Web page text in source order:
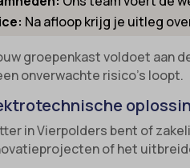
Na afloop krijg je uitleg
groepenkast voldoet aan
onverwachte risico’s loopt.
in Vierpolders bent of
of het
gdpr_consent
gt_auto_switch
intercom-id-*
intercom-session-*
mhcookie
borlabs-cookie
cato_fw_inet
cb-enabled
cc_cookie_accept
cli_cookie_consent
cookie_permission_granted